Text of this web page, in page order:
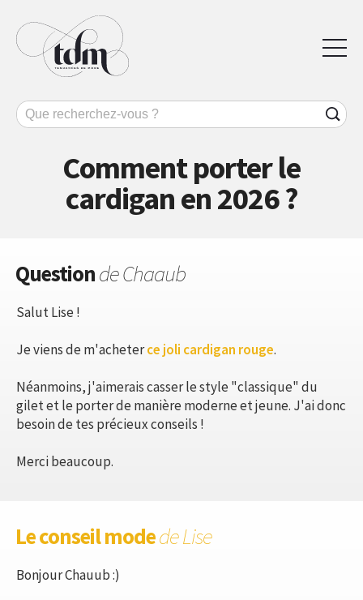
Comment porter le
cardigan en 2026 ?
Questionde Chaaub
Salut Lise !
Je viens de m'acheterce joli cardigan rouge.
Néanmoins, j'aimerais casser le style "classique" du
gilet et le porter de manière moderne et jeune. J'ai donc
besoin de tes précieux conseils !
Merci beaucoup.
Le conseil modede Lise
Bonjour Chauub :)